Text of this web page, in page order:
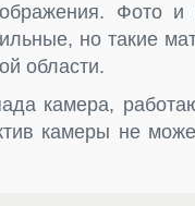
Фото
но такие
области.
камера,
камеры не